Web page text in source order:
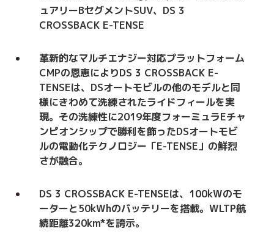
ュアリーBセグメントSUV、DS 3
CROSSBACK E-TENSE
革新的なマルチエナジー対応プラットフォーム
CMPの恩恵によりDS 3 CROSSBACK E-
TENSEは、DSオートモビルの他のモデルと同
様にきわめて洗練されたライドフィールを実
現。その洗練性に2019年度フォーミュラEチャ
ンピオンシップで勝利を飾ったDSオートモビ
ルの電動化テクノロジー「E-TENSE」の鮮烈
さが融合。
DS 3 CROSSBACK E-TENSEは、100kWのモ
ーターと50kWhのバッテリーを搭載。WLTP航
続距離320km*を誇示。